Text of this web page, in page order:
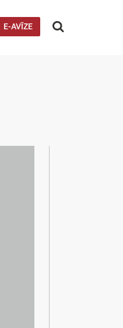
E-AVĪZE 